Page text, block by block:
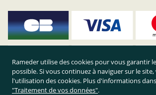
Rameder utilise des cookies pour vous garantir
possible. Si vous continuez à naviguer sur le
l'utilisation des cookies. Plus d'informations
"Traitement de vos données".